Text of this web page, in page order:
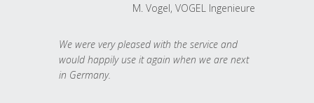
M. Vogel, VOGEL Ingenieure
We were very pleased with the service and
would happily use it again when we are next
in Germany.